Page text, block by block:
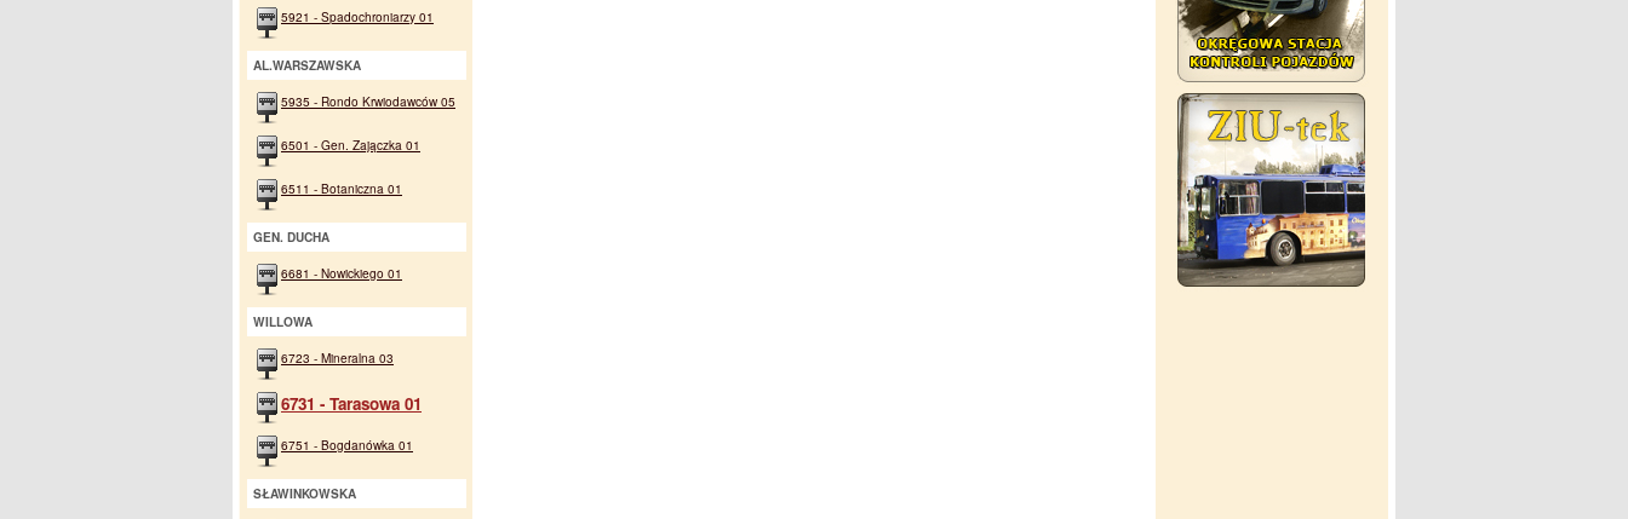
5921 - Spadochroniarzy 01
AL.WARSZAWSKA
5935 - Rondo Krwiodawców 05
6501 - Gen. Zajączka 01
6511 - Botaniczna 01
GEN. DUCHA
6681 - Nowickiego 01
WILLOWA
6723 - Mineralna 03
6731 - Tarasowa 01
6751 - Bogdanówka 01
SŁAWINKOWSKA